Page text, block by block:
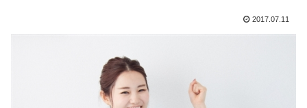
2017.07.11